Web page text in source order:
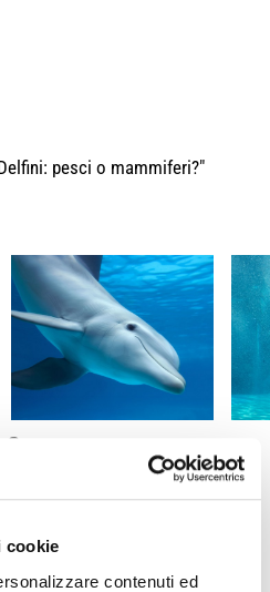
cookie
contenuti ed
pesci o mammiferi?"